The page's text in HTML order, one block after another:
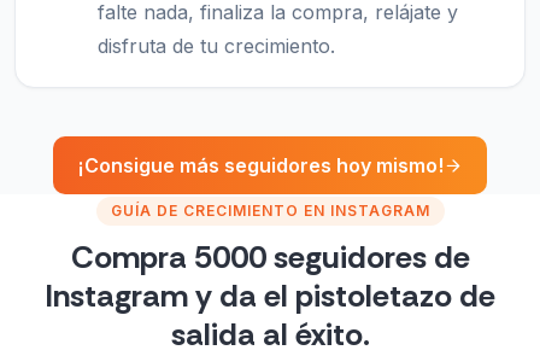
falte nada, finaliza la compra, relájate y
disfruta de tu crecimiento.
¡Consigue más seguidores hoy mismo!
GUÍA DE CRECIMIENTO EN INSTAGRAM
Compra 5000 seguidores de
Instagram y da el pistoletazo de
salida al éxito.